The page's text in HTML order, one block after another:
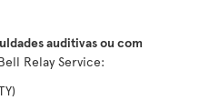
auditivas ou com
Relay Service: